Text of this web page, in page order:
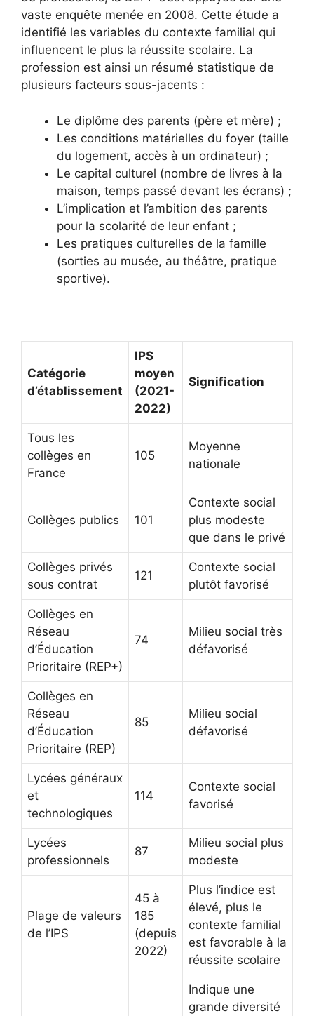
vaste enquête menée en 2008. Cette étude a
identifié les variables du contexte familial qui
influencent le plus la réussite scolaire. La
profession est ainsi un résumé statistique de
plusieurs facteurs sous-jacents :
Le diplôme des parents (père et mère) ;
Les conditions matérielles du foyer (taille
du logement, accès à un ordinateur) ;
Le capital culturel (nombre de livres à la
maison, temps passé devant les écrans) ;
L’implication et l’ambition des parents
pour la scolarité de leur enfant ;
Les pratiques culturelles de la famille
(sorties au musée, au théâtre, pratique
sportive).
Catégorie
d’établissement
IPS
moyen
(2021-
2022)
Signification
Tous les
collèges en
France
105
Moyenne
nationale
Collèges publics 101
Contexte social
plus modeste
que dans le privé
Collèges privés
sous contrat
121
Contexte social
plutôt favorisé
Collèges en
Réseau
d’Éducation
Prioritaire (REP+)
74
Milieu social très
défavorisé
Collèges en
Réseau
d’Éducation
Prioritaire (REP)
85
Milieu social
défavorisé
Lycées généraux
et
technologiques
114
Contexte social
favorisé
Lycées
professionnels
87
Milieu social plus
modeste
Plage de valeurs
de l’IPS
45 à
185
(depuis
2022)
Plus l’indice est
élevé, plus le
contexte familial
est favorable à la
réussite scolaire
Indique une
grande diversité